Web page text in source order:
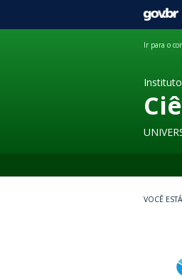
GOVBR
Ir para o